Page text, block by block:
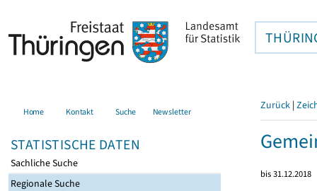
Home Kontakt Suche Newsletter
STATISTISCHE DATEN
Sachliche Suche
Regionale Suche
Zurück |
bis 31.12.2018